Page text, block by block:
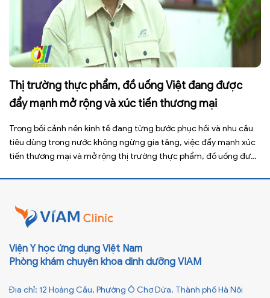
Thị trường thực phẩm, đồ uống Việt đang được
đẩy mạnh mở rộng và xúc tiến thương mại
Trong bối cảnh nền kinh tế đang từng bước phục hồi và nhu cầu
tiêu dùng trong nước không ngừng gia tăng, việc đẩy mạnh xúc
tiến thương mại và mở rộng thị trường thực phẩm, đồ uống được
Viện Y học ứng dụng Việt Nam
Phòng khám chuyên khoa dinh dưỡng VIAM
Địa chỉ: 12 Hoàng Cầu, Phường Ô Chợ Dừa, Thành phố Hà Nội